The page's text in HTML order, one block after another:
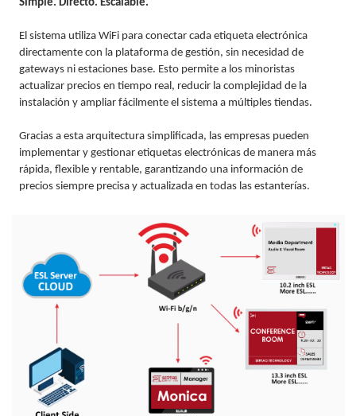
Simple. Directo. Escalable.
El sistema utiliza WiFi para conectar cada etiqueta electrónica
directamente con la plataforma de gestión, sin necesidad de
gateways ni estaciones base. Esto permite a los minoristas
actualizar precios en tiempo real, reducir la complejidad de la
instalación y ampliar fácilmente el sistema a múltiples tiendas.
Gracias a esta arquitectura simplificada, las empresas pueden
implementar y gestionar etiquetas electrónicas de manera más
rápida, flexible y rentable, garantizando una información de
precios siempre precisa y actualizada en todas las estanterías.